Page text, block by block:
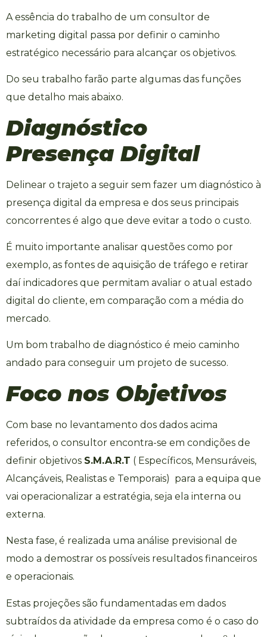
A essência do trabalho de um consultor de
marketing digital passa por definir o caminho
estratégico necessário para alcançar os objetivos.
Do seu trabalho farão parte algumas das funções
que detalho mais abaixo.
Diagnóstico
Presença Digital
Delinear o trajeto a seguir sem fazer um diagnóstico à
presença digital da empresa e dos seus principais
concorrentes é algo que deve evitar a todo o custo.
É muito importante analisar questões como por
exemplo, as fontes de aquisição de tráfego e retirar
daí indicadores que permitam avaliar o atual estado
digital do cliente, em comparação com a média do
mercado.
Um bom trabalho de diagnóstico é meio caminho
andado para conseguir um projeto de sucesso.
Foco nos Objetivos
Com base no levantamento dos dados acima
referidos, o consultor encontra-se em condições de
definir objetivos S.M.A.R.T ( Específicos, Mensuráveis,
Alcançáveis, Realistas e Temporais) para a equipa que
vai operacionalizar a estratégia, seja ela interna ou
externa.
Nesta fase, é realizada uma análise previsional de
modo a demostrar os possíveis resultados financeiros
e operacionais.
Estas projeções são fundamentadas em dados
subtraídos da atividade da empresa como é o caso do